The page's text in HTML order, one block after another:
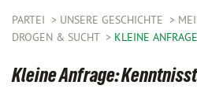
PARTEI UNSERE GESCHICHTE
DROGEN & SUCHT
KLEINE
Kleine Anfrage: